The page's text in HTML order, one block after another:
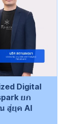
Digital
ยก
สู่ยุค AI